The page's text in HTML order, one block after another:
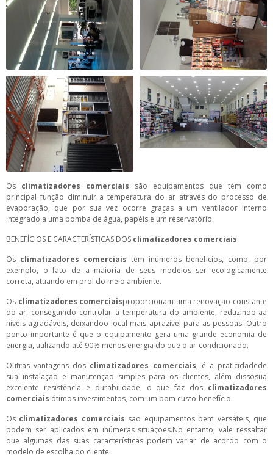
Os climatizadores comerciais são equipamentos que têm como
principal função diminuir a temperatura do ar através do processo de
evaporação, que por sua vez ocorre graças a um ventilador interno
integrado a uma bomba de água, papéis e um reservatório.
BENEFÍCIOS E CARACTERÍSTICAS DOS climatizadores comerciais:
Os climatizadores comerciais têm inúmeros benefícios, como, por
exemplo, o fato de a maioria de seus modelos ser ecologicamente
correta, atuando em prol do meio ambiente.
Os climatizadores comerciaisproporcionam uma renovação constante
do ar, conseguindo controlar a temperatura do ambiente, reduzindo-aa
níveis agradáveis, deixandoo local mais aprazível para as pessoas. Outro
ponto importante é que o equipamento gera uma grande economia de
energia, utilizando até 90% menos energia do que o ar-condicionado.
Outras vantagens dos climatizadores comerciais, é a praticidadede
sua instalação e manutenção simples para os clientes, além dissosua
excelente resistência e durabilidade, o que faz dos climatizadores
comerciais ótimos investimentos, com um bom custo-benefício.
Os climatizadores comerciais são equipamentos bem versáteis, que
podem ser aplicados em inúmeras situações.No entanto, vale ressaltar
que algumas das suas características podem variar de acordo com o
modelo de escolha do cliente.